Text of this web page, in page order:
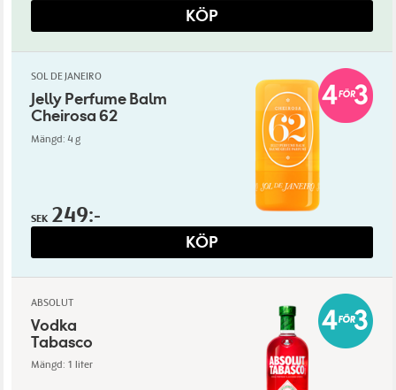
KÖP
SOL DE JANEIRO
Jelly Perfume Balm
Cheirosa 62
Mängd: 4 g
SEK 249:-
KÖP
ABSOLUT
Vodka
Tabasco
Mängd: 1 liter